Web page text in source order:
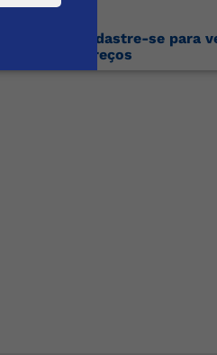
o login ou cadastre-se para
os preços